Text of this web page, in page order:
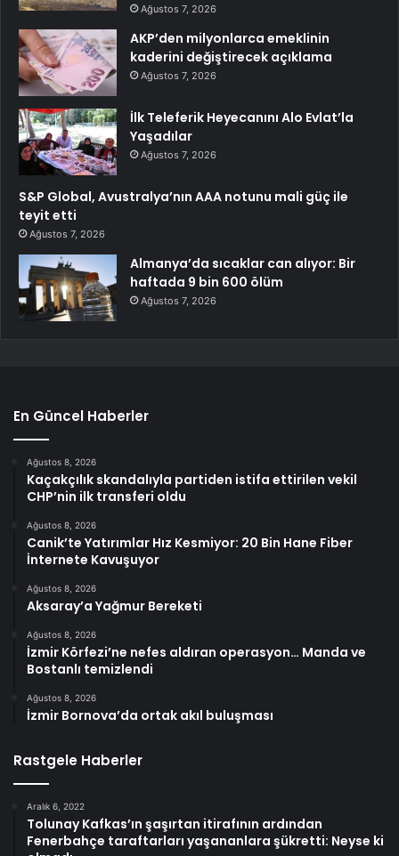
Ağustos 7, 2026
AKP’den milyonlarca emeklinin
kaderini değiştirecek açıklama
Ağustos 7, 2026
İlk Teleferik Heyecanını Alo Evlat’la
Yaşadılar
Ağustos 7, 2026
S&P Global, Avustralya’nın AAA notunu mali güç ile
teyit etti
Ağustos 7, 2026
Almanya’da sıcaklar can alıyor: Bir
haftada 9 bin 600 ölüm
Ağustos 7, 2026
En Güncel Haberler
Ağustos 8, 2026
Kaçakçılık skandalıyla partiden istifa ettirilen vekil
CHP’nin ilk transferi oldu
Ağustos 8, 2026
Canik’te Yatırımlar Hız Kesmiyor: 20 Bin Hane Fiber
İnternete Kavuşuyor
Ağustos 8, 2026
Aksaray’a Yağmur Bereketi
Ağustos 8, 2026
İzmir Körfezi’ne nefes aldıran operasyon… Manda ve
Bostanlı temizlendi
Ağustos 8, 2026
İzmir Bornova’da ortak akıl buluşması
Rastgele Haberler
Aralık 6, 2022
Tolunay Kafkas’ın şaşırtan itirafının ardından
Fenerbahçe taraftarları yaşananlara şükretti: Neyse ki